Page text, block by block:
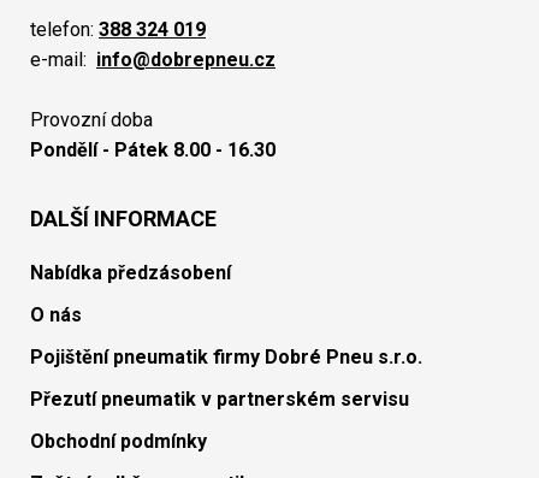
telefon: 388 324 019
e-mail: info@dobrepneu.cz
Provozní doba
Pondělí - Pátek 8.00 - 16.30
DALŠÍ INFORMACE
Nabídka předzásobení
O nás
Pojištění pneumatik firmy Dobré Pneu s.r.o.
Přezutí pneumatik v partnerském servisu
Obchodní podmínky